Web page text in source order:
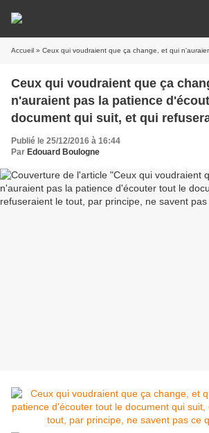
Accueil » Ceux qui voudraient que ça change, et qui n'auraient pas la patience d'écouter tout le document qui suit, et qui
Ceux qui voudraient que ça
n'auraient pas la patience
document qui suit, et qui
par principe, ne savent pas ce
Publié le 25/12/2016 à 16:44
Par Edouard Boulogne